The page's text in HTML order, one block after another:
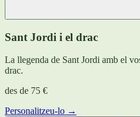
Sant Jordi i el drac
La llegenda de Sant Jordi amb el
drac.
des de 75 €
Personalitzeu-lo →